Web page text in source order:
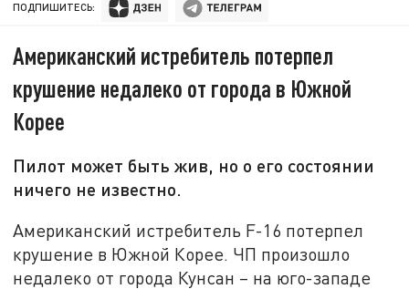
ПОДПИШИТЕСЬ:
Американский истребитель потерпел
крушение недалеко от города в Южной
Корее
Пилот может быть жив, но о его состоянии
ничего не известно.
Американский истребитель F-16 потерпел
крушение в Южной Корее. ЧП произошло
недалеко от города Кунсан – на юго-западе